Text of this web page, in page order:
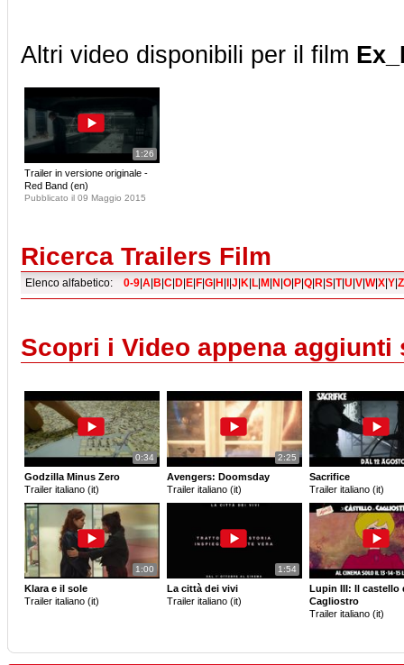
Altri video disponibili per il film
1:26
Trailer in versione originale -
Red Band (en)
Pubblicato il 09 Maggio 2015
Ricerca Trailers Film
Elenco alfabetico: 0-9|A|B|C|D|E|F|G|H|I|J|K|L|M|N|O|P|Q|R|S|T|U|V|W|X|Y|Z
Scopri i Video appena aggiunti
0:34
Godzilla Minus Zero
Trailer italiano (it)
2:25
Avengers: Doomsday
Trailer italiano (it)
Sacrifice
Trailer italiano (it)
1:00
Klara e il sole
Trailer italiano (it)
1:54
La città dei vivi
Trailer italiano (it)
Lupin III: Il castello
Cagliostro
Trailer italiano (it)